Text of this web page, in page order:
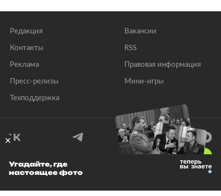
Редакция
Контакты
Реклама
Пресс-релизы
Техподдержка
Вакансии
RSS
Правовая информация
Мини-игры
© 1999–2026 Все права защищены.
Угадайте, где
настоящее фото